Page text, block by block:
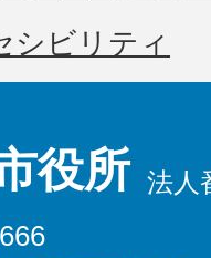
シビリティ
役所 法人